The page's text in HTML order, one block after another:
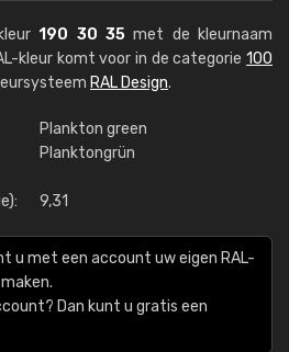
190 30 35 met de kleurnaam
kleur komt voor in de categorie100
RAL Design.
Plankton green
Planktongrün
9,31
u met een account uw eigen RAL-
Dan kunt u gratis een